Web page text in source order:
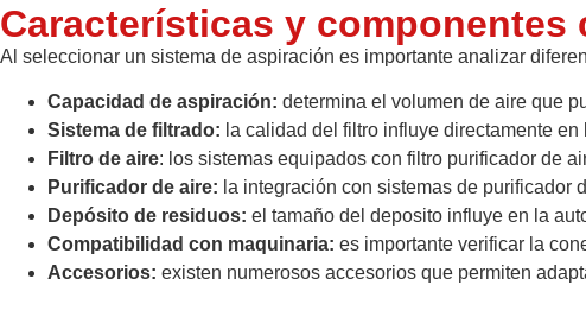
Características y
Al seleccionar un sistema de aspiración es importante analizar
Capacidad de aspiración: determina el volumen de aire que
Sistema de filtrado: la calidad del filtro influye directamente
Filtro de aire: los sistemas equipados con filtro purificador de
Purificador de aire: la integración con sistemas de purificador
Depósito de residuos: el tamaño del deposito influye en la
Compatibilidad con maquinaria: es importante verificar la
Accesorios: existen numerosos accesorios que permiten